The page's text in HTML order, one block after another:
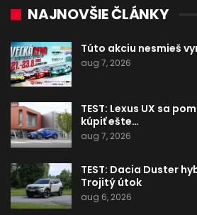
NAJNOVŠIE ČLÁNKY
Túto akciu nesmieš
aug 7, 2026
TEST: Lexus UX sa
kúpiť ešte…
aug 7, 2026
TEST: Dacia Duster
Trojitý útok
aug 6, 2026